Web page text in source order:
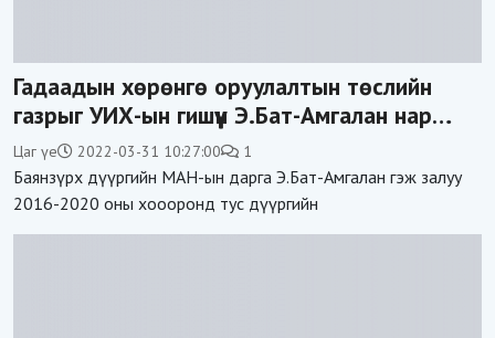
Гадаадын хөрөнгө оруулалтын төслийн
газрыг УИХ-ын гишүүн Э.Бат-Амгалан нар
дээрэмдэх үү?!
Цаг үе 2022-03-31 10:27:00 1
Баянзүрх дүүргийн МАН-ын дарга Э.Бат-Амгалан гэж залуу
2016-2020 оны хоооронд тус дүүргийн